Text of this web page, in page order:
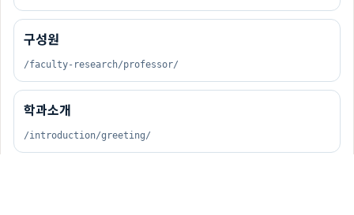
구성원
/faculty-research/professor/
학과소개
/introduction/greeting/